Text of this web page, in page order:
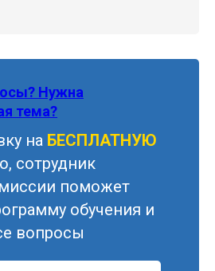
Нужна
тема?
на БЕСПЛАТНУЮ
сотрудник
поможет
обучения и
вопросы